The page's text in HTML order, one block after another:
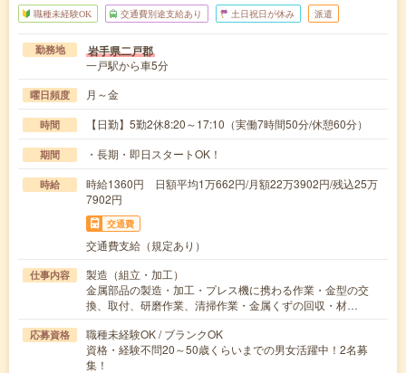
職種未経験OK 交通費別途支給あり 土日祝日が休み 派遣
勤務地 岩手県二戸郡
一戸駅から車5分
曜日頻度 月～金
時間 【日勤】5勤2休8:20～17:10（実働7時間50分/休憩60分）
期間 ・長期・即日スタートOK！
時給
時給1360円 日額平均1万662円/月額22万3902円/残込25万
7902円
交通費
交通費支給（規定あり）
仕事内容
製造（組立・加工）
金属部品の製造・加工・プレス機に携わる作業・金型の交
換、取付、研磨作業、清掃作業・金属くずの回収・材…
応募資格
職種未経験OK / ブランクOK
資格・経験不問20～50歳くらいまでの男女活躍中！2名募
集！